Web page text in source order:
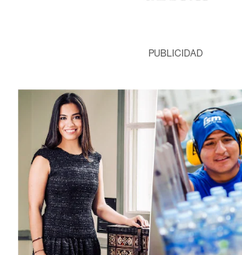
PUBLICIDAD